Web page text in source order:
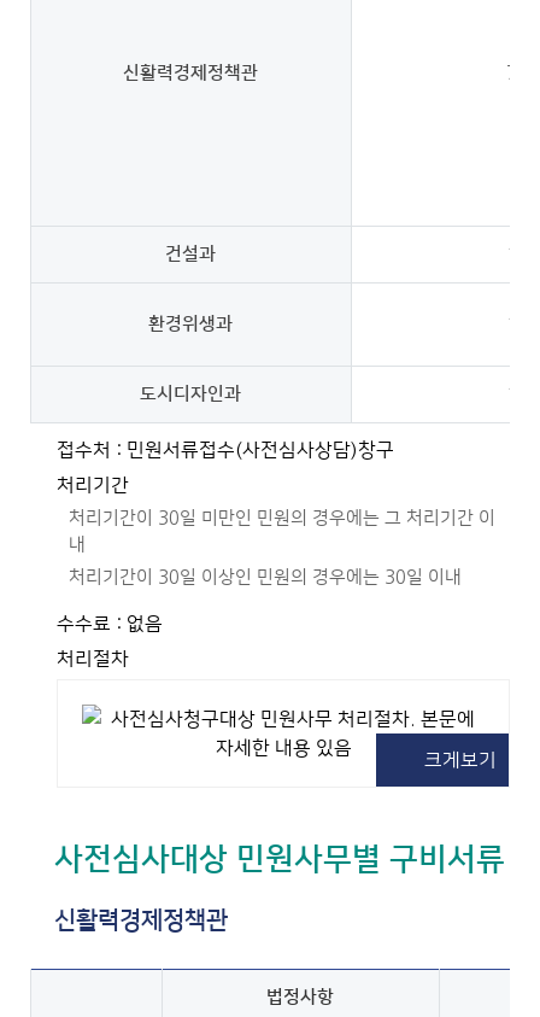
신활력경제정책관 7
건설과 1
환경위생과 1
도시디자인과 1
접수처 : 민원서류접수(사전심사상담)창구
처리기간
처리기간이 30일 미만인 민원의 경우에는 그 처리기간 이
내
처리기간이 30일 이상인 민원의 경우에는 30일 이내
수수료 : 없음
처리절차
크게보기
사전심사대상 민원사무별 구비서류
신활력경제정책관
법정사항